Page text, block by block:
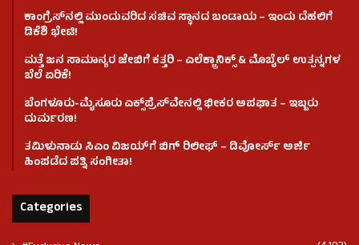
ಕಾಂಗ್ರೆಸ್​ನಲ್ಲಿ ಮುಂದುವರಿದ ಸಚಿವ ಸ್ಥಾನದ ಬಂಡಾಯ – ಇಂದು ದೆಹಲಿಗೆ
ಡಿಕೆಶಿ ಭೇಟಿ!
ಮತ್ತೆ ಜನ ಸಾಮಾನ್ಯರ ಜೇಬಿಗೆ ಕತ್ತರಿ – ಎಲೆಕ್ಟ್ರಾನಿಕ್ಸ್ & ಮೊಬೈಲ್ ಉತ್ಪನ್ನಗಳ
ಬೆಲೆ ಏರಿಕೆ!
ಬೆಂಗಳೂರು-ಮೈಸೂರು ಎಕ್ಸ್‌ಪ್ರೆಸ್‌ವೇನಲ್ಲಿ ಭೀಕರ ಅಪಘಾತ – ಇಬ್ಬರು
ದುರ್ಮರಣ!
ತಮಿಳುನಾಡು ಸಿಎಂ ವಿಜಯ್‌ಗೆ ಬಿಗ್ ರಿಲೀಫ್ – ಡಿವೋರ್ಸ್ ಅರ್ಜಿ
ಹಿಂಪಡೆದ ಪತ್ನಿ ಸಂಗೀತಾ!
Categories